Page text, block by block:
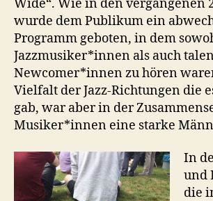
Wide“. Wie in den vergangenen
wurde dem Publikum ein
Programm geboten, in dem
Jazzmusiker*innen als auch
Newcomer*innen zu hören
Vielfalt der Jazz-Richtungen die
gab, war aber in der
Musiker*innen eine starke
In
und
die